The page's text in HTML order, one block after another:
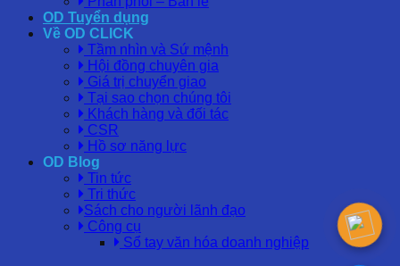
OD Tuyển dụng
Về OD CLICK
Tầm nhìn và Sứ mệnh
Hội đồng chuyên gia
Giá trị chuyển giao
Tại sao chọn chúng tôi
Khách hàng và đối tác
CSR
Hồ sơ năng lực
OD Blog
Tin tức
Tri thức
Sách cho người lãnh đạo
Công cụ
Sổ tay văn hóa doanh nghiệp